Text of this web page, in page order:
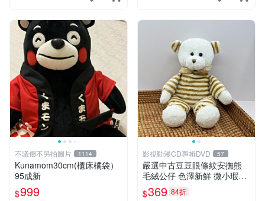
不議價不另拍圖片 1114
Kunamom30cm(櫃床橘袋）
95成新
$999
影視動漫CD專輯DVD 57
嚴選中古豆豆眼條紋安撫熊
毛絨公仔 色澤新鮮 微小瑕疵
可收藏 中古 安撫熊 條紋公仔
$369 84折